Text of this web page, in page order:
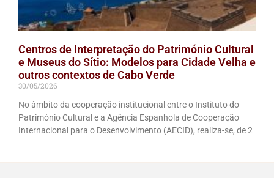
Centros de Interpretação do Património Cultural
e Museus do Sítio: Modelos para Cidade Velha e
outros contextos de Cabo Verde
30/05/2026
No âmbito da cooperação institucional entre o Instituto do
Património Cultural e a Agência Espanhola de Cooperação
Internacional para o Desenvolvimento (AECID), realiza-se, de 2